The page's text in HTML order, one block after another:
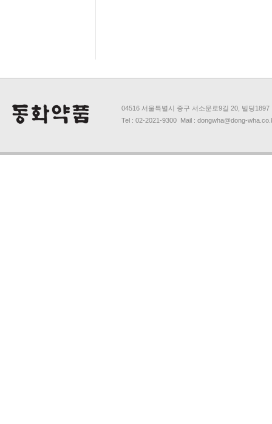
04516 서울특별시 중구 서소문로9길 20, 빌딩1897
Tel : 02-2021-9300 Mail : dongwha@dong-